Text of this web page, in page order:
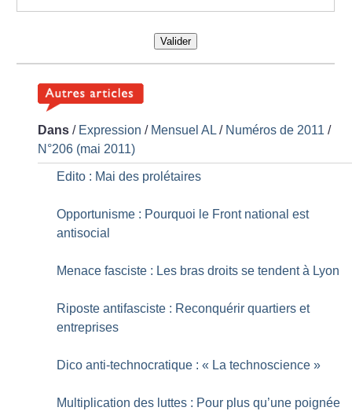
Valider
Dans / Expression / Mensuel AL / Numéros de 2011 /
N°206 (mai 2011)
Edito : Mai des prolétaires
Opportunisme : Pourquoi le Front national est
antisocial
Menace fasciste : Les bras droits se tendent à Lyon
Riposte antifasciste : Reconquérir quartiers et
entreprises
Dico anti-technocratique : « La technoscience »
Multiplication des luttes : Pour plus qu’une poignée